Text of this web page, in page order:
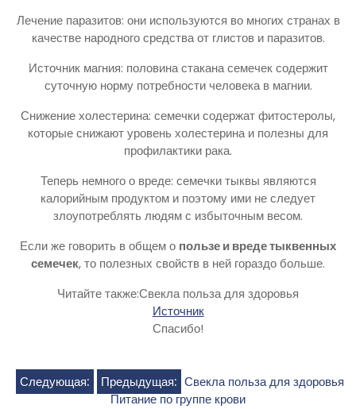
Лечение паразитов: они используются во многих странах в
качестве народного средства от глистов и паразитов.
Источник магния: половина стакана семечек содержит
суточную норму потребности человека в магнии.
Снижение холестерина: семечки содержат фитостеролы,
которые снижают уровень холестерина и полезны для
профилактики рака.
Теперь немного о вреде: семечки тыквы являются
калорийным продуктом и поэтому ими не следует
злоупотреблять людям с избыточным весом.
Если же говорить в общем о пользе и вреде тыквенных
семечек, то полезных свойств в ней гораздо больше.
Читайте также:Свекла польза для здоровья
Источник
Спасибо!
Навигация
Предыдущая: Свекла польза для здоровья
Следующая:
Питание по группе крови